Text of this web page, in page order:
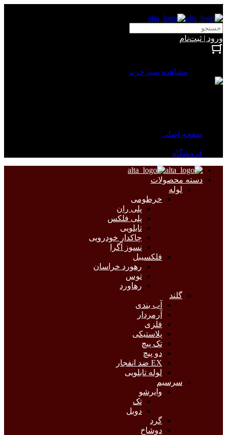
ورود | ثبت‌نام
مشاهده سبد خرید
صفحه اصلی
فروشگاه
دسته محصولات
لوله
خرطومی
پلی ران
پلی فلکس
تابلویی
چاکدار خودرویی
نسوز آگرا
فلکسیبل
رهورد خراسان
توس
رهاورد
گلند
آب بندی
آرمردار
فلزی
پلاستیکی
تک پیچ
دو پیچ
EX ضد انفجار
لوله تابلویی
سرسیم
وایرشو
تک
دوبل
گرد
دوشاخ